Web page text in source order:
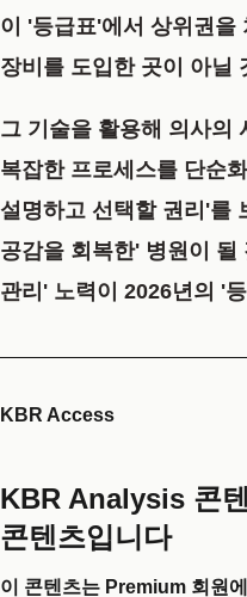
이 '등급표'에서 상위권을
장비를 도입한 곳이 아닐
그 기술을 활용해 의사의
복잡한 프로세스를 단순
설명하고 선택할 권리'를
공감을 회복한' 병원 이 될
관리' 노력이 2026년의 '
KBR Access
KBR Analysis 콘
콘텐츠입니다
이 콘텐츠는 Premium 회원